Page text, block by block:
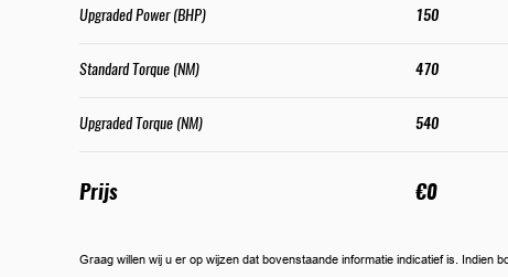
Upgraded Power (BHP) 150
Standard Torque (NM) 470
Upgraded Torque (NM) 540
Prijs €0
Graag willen wij u er op wijzen dat bovenstaande informatie indicatief is. Indien